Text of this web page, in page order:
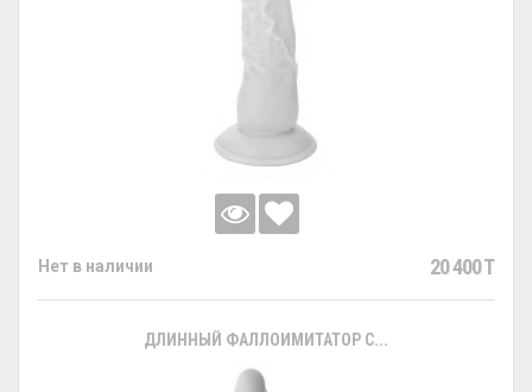
Нет в наличии 20 400 T
ДЛИННЫЙ ФАЛЛОИМИТАТОР С...